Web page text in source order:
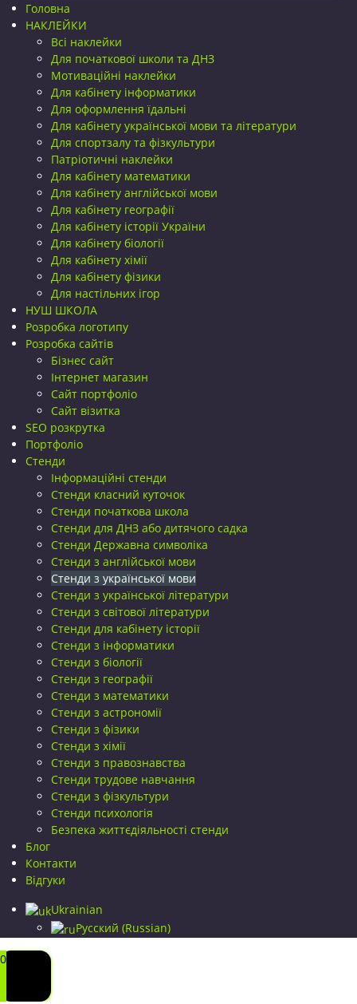
Головна
НАКЛЕЙКИ
Всі наклейки
Для початкової школи та ДНЗ
Мотиваційні наклейки
Для кабінету інформатики
Для оформлення їдальні
Для кабінету української мови та літератури
Для спортзалу та фізкультури
Патріотичні наклейки
Для кабінету математики
Для кабінету англійської мови
Для кабінету географії
Для кабінету історії України
Для кабінету біології
Для кабінету хімії
Для кабінету фізики
Для настільних ігор
НУШ ШКОЛА
Розробка логотипу
Розробка сайтів
Бізнес сайт
Інтернет магазин
Сайт портфоліо
Сайт візитка
SEO розкрутка
Портфоліо
Стенди
Інформаційні стенди
Стенди класний куточок
Стенди початкова школа
Стенди для ДНЗ або дитячого садка
Стенди Державна символіка
Стенди з англійської мови
Стенди з української мови
Стенди з української літератури
Стенди з світової літератури
Стенди для кабінету історії
Стенди з інформатики
Стенди з біології
Стенди з географії
Стенди з математики
Стенди з астрономії
Стенди з фізики
Стенди з хімії
Стенди з правознавства
Стенди трудове навчання
Стенди з фізкультури
Стенди психологія
Безпека життєдіяльності стенди
Блог
Контакти
Відгуки
Ukrainian
Русский (Russian)
0